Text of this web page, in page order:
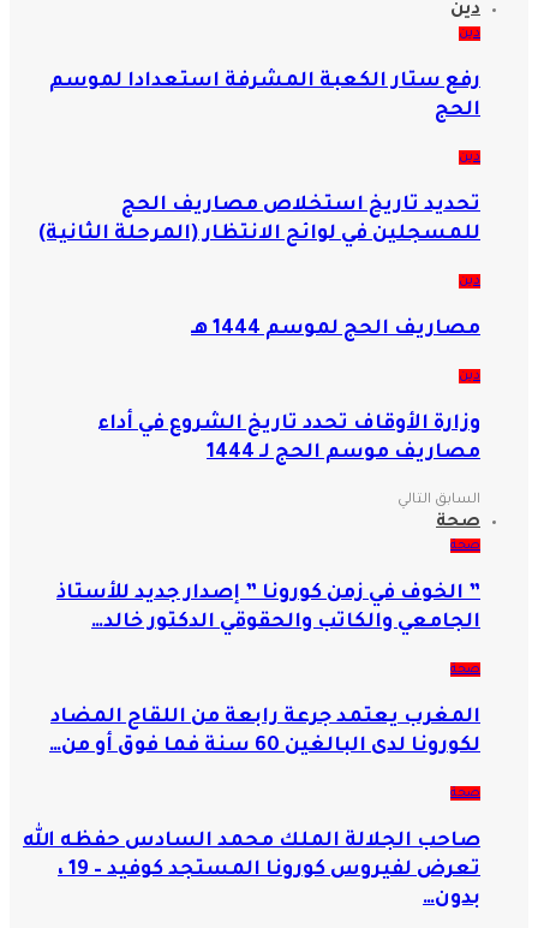
دين
دين
رفع ستار الكعبة المشرفة استعدادا لموسم
الحج
دين
تحديد تاريخ استخلاص مصاريف الحج
للمسجلين في لوائح الانتظار (المرحلة الثانية)
دين
مصاريف الحج لموسم 1444 هـ
دين
وزارة الأوقاف تحدد تاريخ الشروع في أداء
مصاريف موسم الحج لـ 1444
السابق التالي
صحة
صحة
” الخوف في زمن كورونا ” إصدار جديد للأستاذ
الجامعي والكاتب والحقوقي الدكتور خالد…
صحة
المغرب يعتمد جرعة رابعة من اللقاح المضاد
لكورونا لدى البالغين 60 سنة فما فوق أو من…
صحة
صاحب الجلالة الملك محمد السادس حفظه الله
تعرض لفيروس كورونا المستجد كوفيد – 19 ،
بدون…